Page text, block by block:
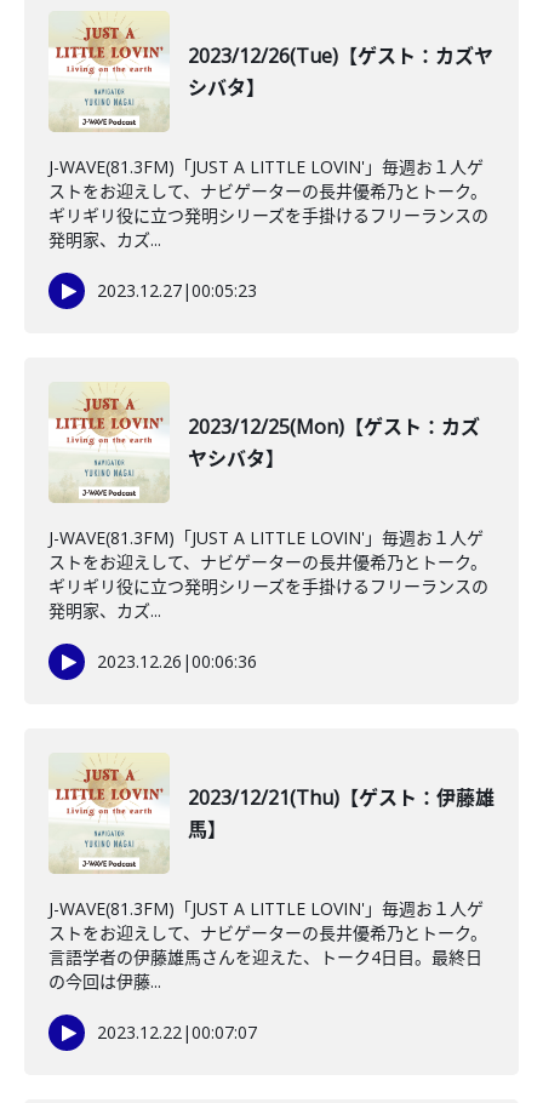
2023/12/26(Tue)【ゲスト：カズヤ
シバタ】
J-WAVE(81.3FM)「JUST A LITTLE LOVIN'」毎週お１人ゲ
ストをお迎えして、ナビゲーターの長井優希乃とトーク。
ギリギリ役に立つ発明シリーズを手掛けるフリーランスの
発明家、カズ...
2023.12.27|00:05:23
2023/12/25(Mon)【ゲスト：カズ
ヤシバタ】
J-WAVE(81.3FM)「JUST A LITTLE LOVIN'」毎週お１人ゲ
ストをお迎えして、ナビゲーターの長井優希乃とトーク。
ギリギリ役に立つ発明シリーズを手掛けるフリーランスの
発明家、カズ...
2023.12.26 |00:06:36
2023/12/21(Thu)【ゲスト：伊藤雄
馬】
J-WAVE(81.3FM)「JUST A LITTLE LOVIN'」毎週お１人ゲ
ストをお迎えして、ナビゲーターの長井優希乃とトーク。
言語学者の伊藤雄馬さんを迎えた、トーク4日目。最終日
の今回は伊藤...
2023.12.22|00:07:07